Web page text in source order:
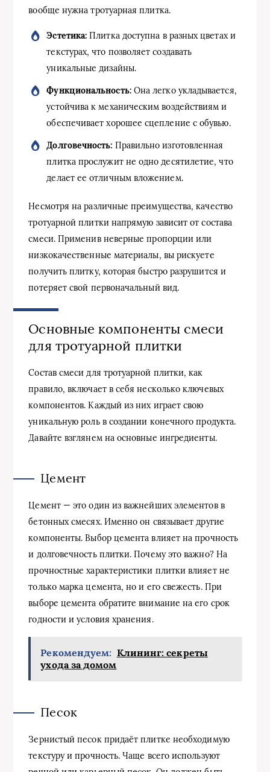
вообще нужна тротуарная плитка.
Эстетика: Плитка доступна в разных цветах и
текстурах, что позволяет создавать
уникальные дизайны.
Функциональность:Она легко укладывается,
устойчива к механическим воздействиям и
обеспечивает хорошее сцепление с обувью.
Долговечность: Правильно изготовленная
плитка прослужит не одно десятилетие, что
делает ее отличным вложением.
Несмотря на различные преимущества, качество
тротуарной плитки напрямую зависит от состава
смеси. Применив неверные пропорции или
низкокачественные материалы, вы рискуете
получить плитку, которая быстро разрушится и
потеряет свой первоначальный вид.
Основные компоненты смеси
для тротуарной плитки
Состав смеси для тротуарной плитки, как
правило, включает в себя несколько ключевых
компонентов. Каждый из них играет свою
уникальную роль в создании конечного продукта.
Давайте взглянем на основные ингредиенты.
Цемент
Цемент — это один из важнейших элементов в
бетонных смесях. Именно он связывает другие
компоненты. Выбор цемента влияет на прочность
и долговечность плитки. Почему это важно? На
прочностные характеристики плитки влияет не
только марка цемента, но и его свежесть. При
выборе цемента обратите внимание на его срок
годности и условия хранения.
Рекомендуем: Клининг: секреты
ухода за домом
Песок
Зернистый песок придаёт плитке необходимую
текстуру и прочность. Чаще всего используют